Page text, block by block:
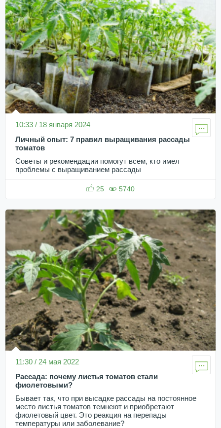
10:33 / 18 января 2024
Личный опыт: 7 правил выращивания рассады
томатов
Советы и рекомендации помогут всем, кто имел
проблемы с выращиванием рассады
25 5740
11:30 / 24 мая 2022
Рассада: почему листья томатов стали
фиолетовыми?
Бывает так, что при высадке рассады на постоянное
место листья томатов темнеют и приобретают
фиолетовый цвет. Это реакция на перепады
температуры или заболевание?